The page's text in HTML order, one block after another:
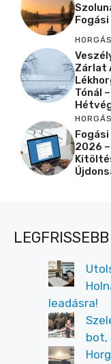
Zárlat
Tónál
Fogási
2026
leadásra!
bot,